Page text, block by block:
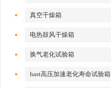
真空干燥箱
电热鼓风干燥箱
换气老化试验箱
hast高压加速老化寿命试验箱